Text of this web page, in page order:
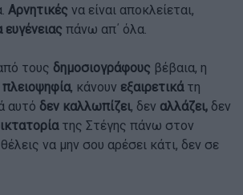
Αρνητικές να είναι αποκλείεται,
ευγένειας πάνω απ΄ όλα.
τους δημοσιογράφους βέβαια, η
πλειοψηφία, κάνουν εξαιρετικά τη
αυτό δεν καλλωπίζει, δεν αλλάζει, δεν
της Στέγης πάνω στον
να μην σου αρέσει κάτι, δεν σε